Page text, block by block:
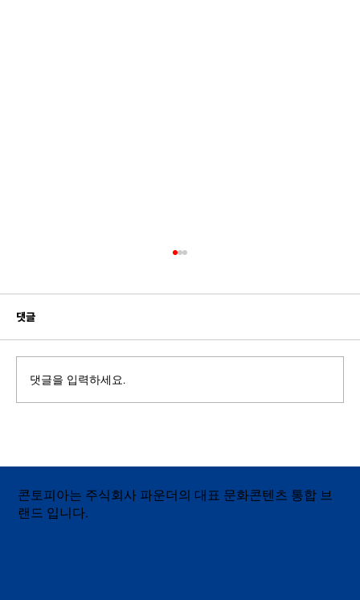
댓글
댓글을 입력하세요.
콘토피아는 주식회사 파운더의 대표 문화콘텐츠 통합 브
랜드 입니다.